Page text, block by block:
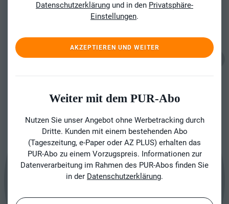
Datenschutzerklärung und in den Privatsphäre-
Einstellungen.
AKZEPTIEREN UND WEITER
Weiter mit dem PUR-Abo
Nutzen Sie unser Angebot ohne Werbetracking durch
Dritte. Kunden mit einem bestehenden Abo
(Tageszeitung, e-Paper oder AZ PLUS) erhalten das
PUR-Abo zu einem Vorzugspreis. Informationen zur
Datenverarbeitung im Rahmen des PUR-Abos finden Sie
in der Datenschutzerklärung.